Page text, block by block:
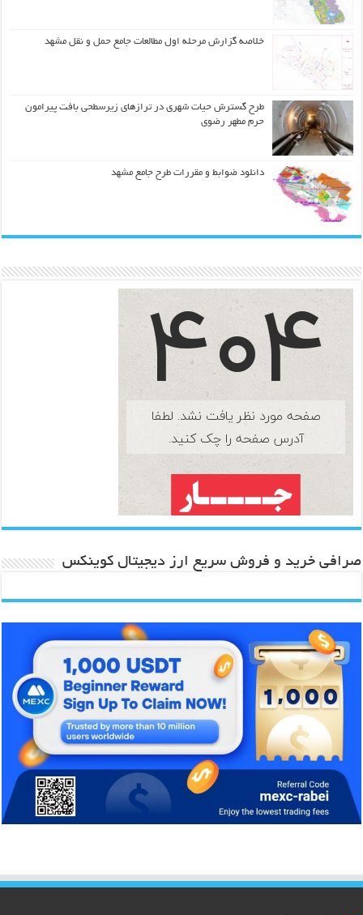
خلاصه گزارش مرحله اول مطالعات جامع حمل و نقل مشهد
طرح گسترش حیات شهري در ترازهاي زیرسطحی بافت پیرامون
حرم مطهر رضوي
دانلود ضوابط و مقررات طرح جامع مشهد
صرافی خرید و فروش سریع ارز دیجیتال کوینکس